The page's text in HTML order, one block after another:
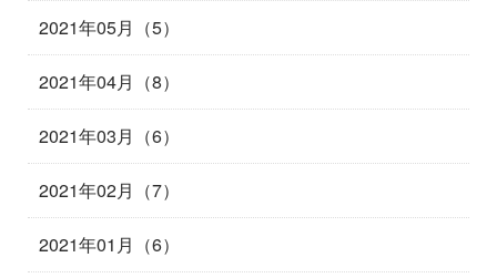
2021年05月（5）
2021年04月（8）
2021年03月（6）
2021年02月（7）
2021年01月（6）